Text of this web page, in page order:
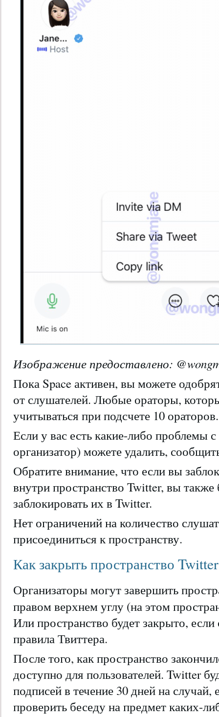
Изображение предоставлено:
Пока Space активен, вы можете
от слушателей. Любые ораторы,
учитываться при подсчете 10 ораторов.
Если у вас есть какие-либо проблемы
организатор) можете удалить,
Обратите внимание, что если вы
внутри пространство Twitter, вы также
заблокировать их в Twitter.
Нет ограничений на количество
присоединиться к пространству.
Как закрыть пространство Twitter
Организаторы могут завершить
правом верхнем углу (на этом
Или пространство будет закрыто,
правила Твиттера.
После того, как пространство
доступно для пользователей. Twitter
подписей в течение 30 дней на случай,
проверить беседу на предмет каких-